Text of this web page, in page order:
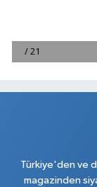
Türkiye'den ve
magazinden